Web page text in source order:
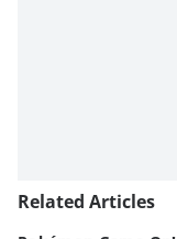
Related Articles